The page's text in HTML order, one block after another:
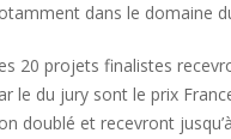
dans le domaine
20 projets finalistes
le du jury sont le prix
doublé et recevront